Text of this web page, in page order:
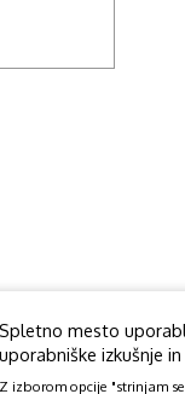
Spletno mesto
uporabniške izkušnje
Z izborom opcije "strinjam